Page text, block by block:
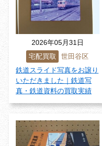
2026年05月31日
宅配買取
世田谷区
鉄道スライド写真をお譲り
いただきました｜鉄道写
真・鉄道資料の買取実績